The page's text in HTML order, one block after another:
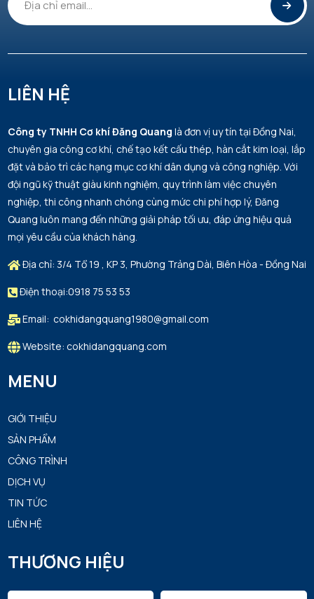
LIÊN HỆ
Công ty TNHH Cơ khí Đăng Quang là đơn vị uy tín tại Đồng Nai,
chuyên gia công cơ khí, chế tạo kết cấu thép, hàn cắt kim loại, lắp
đặt và bảo trì các hạng mục cơ khí dân dụng và công nghiệp. Với
đội ngũ kỹ thuật giàu kinh nghiệm, quy trình làm việc chuyên
nghiệp, thi công nhanh chóng cùng mức chi phí hợp lý, Đăng
Quang luôn mang đến những giải pháp tối ưu, đáp ứng hiệu quả
mọi yêu cầu của khách hàng.
Địa chỉ: 3/4 Tổ 19 , KP 3, Phường Trảng Dài, Biên Hòa - Đồng Nai
Điện thoại:0918 75 53 53
Email: cokhidangquang1980@gmail.com
Website: cokhidangquang.com
MENU
GIỚI THIỆU
SẢN PHẨM
CÔNG TRÌNH
DỊCH VỤ
TIN TỨC
LIÊN HỆ
THƯƠNG HIỆU